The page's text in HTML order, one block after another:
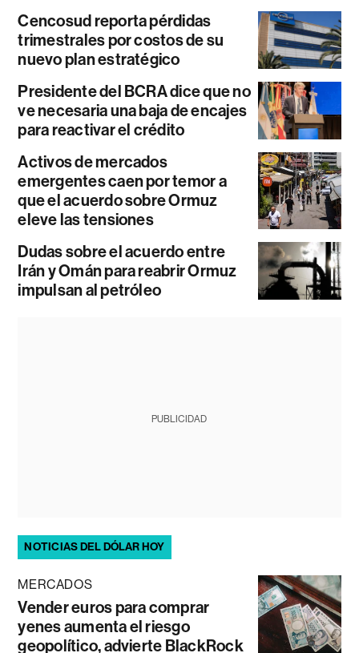
Cencosud reporta pérdidas
trimestrales por costos de su
nuevo plan estratégico
Presidente del BCRA dice que no
ve necesaria una baja de encajes
para reactivar el crédito
Activos de mercados
emergentes caen por temor a
que el acuerdo sobre Ormuz
eleve las tensiones
Dudas sobre el acuerdo entre
Irán y Omán para reabrir Ormuz
impulsan al petróleo
PUBLICIDAD
NOTICIAS DEL DÓLAR HOY
MERCADOS
Vender euros para comprar
yenes aumenta el riesgo
geopolítico, advierte BlackRock